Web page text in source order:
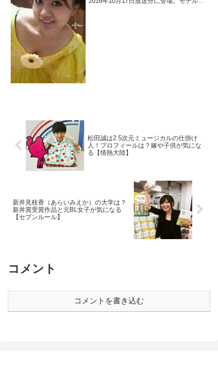
松田誠は2.5次元ミュージカルの仕掛け
人！プロフィールは？嫁や子供が気にな
る【情熱大陸】
新井見枝香（あらいみえか）の大学は？
新井賞受賞作品と元BL女子が気になる
【セブンルール】
コメント
コメントを書き込む